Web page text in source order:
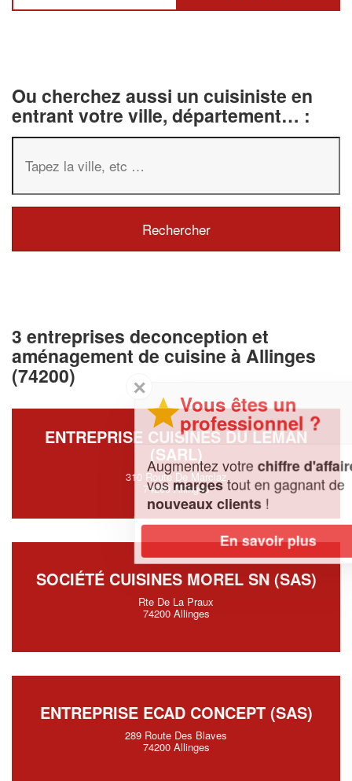
Ou cherchez aussi un cuisiniste en
entrant votre ville, département… :
3 entreprises deconception et
aménagement de cuisine à Allinges
(74200)
ENTREPRISE CUISINES DU LEMAN
(SARL)
310 Route De Marclaz
74200 Allinges
SOCIÉTÉ CUISINES MOREL SN (SAS)
Rte De La Praux
74200 Allinges
ENTREPRISE ECAD CONCEPT (SAS)
289 Route Des Blaves
74200 Allinges
Vous êtes un
professionnel ?
Augmentez votrechiffre d'affaireset
margestout en gagnant de
nouveaux clients!
En savoir plus